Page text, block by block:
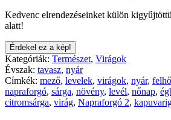
Kedvenc elrendezéseinket külön
alatt!
Érdekel ez a kép!
Kategóriák: Természet, Virágok
Évszak: tavasz, nyár
Címkék: mező, levelek, virágok, nyár, felhő
napraforgó, sárga, növény, levél, nőnap,
citromsárga, virág, Napraforgó 2,